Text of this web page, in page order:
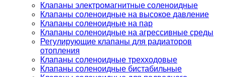
Клапаны электромагнитные соленоидные
Клапаны соленоидные на высокое давление
Клапаны соленоидные на пар
Клапаны соленоидные на агрессивные среды
Регулирующие клапаны для радиаторов
отопления
Клапаны соленоидные трехходовые
Клапаны соленоидные бистабильные